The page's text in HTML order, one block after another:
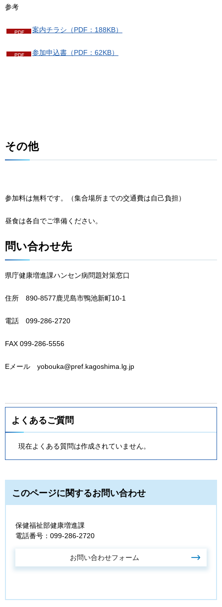
参考
案内チラシ（PDF：188KB）
参加申込書（PDF：62KB）
その他
参加料は無料です。（集合場所までの交通費は自己負担）
昼食は各自でご準備ください。
問い合わせ先
県庁健康増進課ハンセン病問題対策窓口
住所 890-8577鹿児島市鴨池新町10-1
電話 099-286-2720
FAX 099-286-5556
Eメール yobouka@pref.kagoshima.lg.jp
よくあるご質問
現在よくある質問は作成されていません。
このページに関するお問い合わせ
保健福祉部健康増進課
電話番号：099-286-2720